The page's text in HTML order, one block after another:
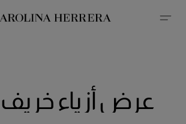
بيان إمكانية الوصول (الرابط)
عرض أزياء خريف 2024